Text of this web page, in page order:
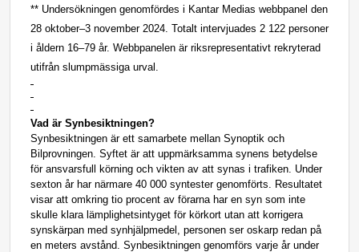
** Undersökningen genomfördes i Kantar Medias webbpanel den
28 oktober–3 november 2024. Totalt intervjuades 2 122 personer
i åldern 16–79 år. Webbpanelen är riksrepresentativt rekryterad
utifrån slumpmässiga urval.
Vad är Synbesiktningen?
Synbesiktningen är ett samarbete mellan Synoptik och
Bilprovningen. Syftet är att uppmärksamma synens betydelse
för ansvarsfull körning och vikten av att synas i trafiken. Under
sexton år har närmare 40 000 syntester genomförts. Resultatet
visar att omkring tio procent av förarna har en syn som inte
skulle klara lämplighetsintyget för körkort utan att korrigera
synskärpan med synhjälpmedel, personen ser oskarp redan på
en meters avstånd. Synbesiktningen genomförs varje år under